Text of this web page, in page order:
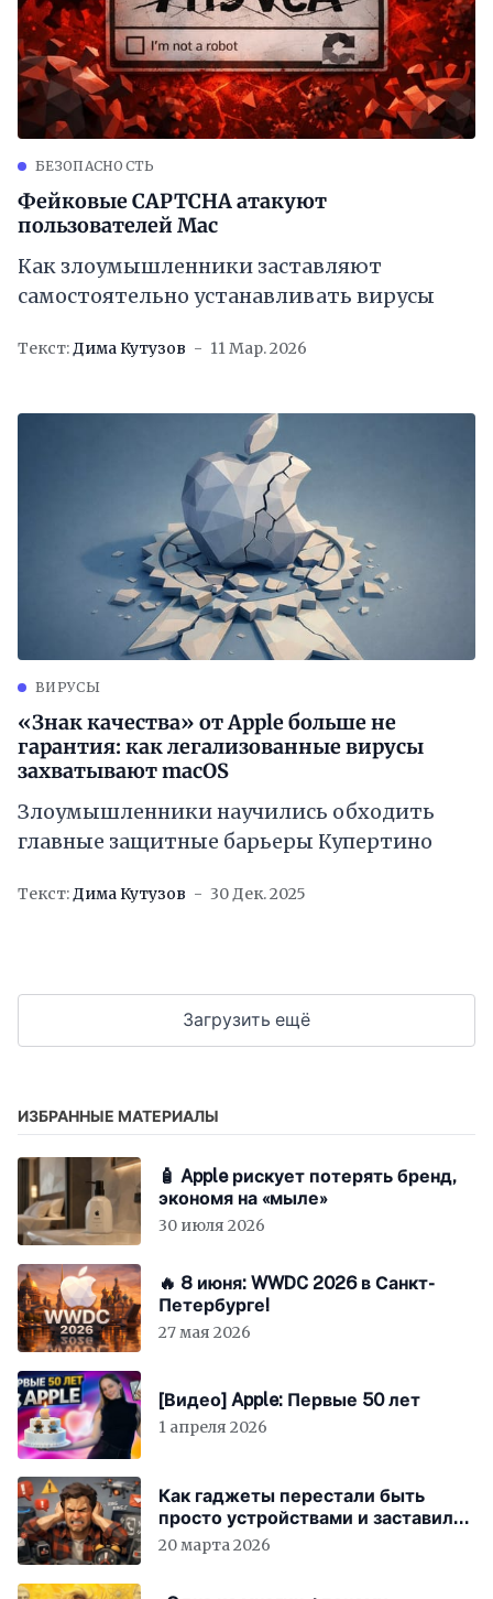
БЕЗОПАСНОСТЬ
Фейковые CAPTCHA атакуют
пользователей Mac
Как злоумышленники заставляют
самостоятельно устанавливать вирусы
Текст:Дима Кутузов 11 Мар. 2026
ВИРУСЫ
«Знак качества» от Apple больше не
гарантия: как легализованные вирусы
захватывают macOS
Злоумышленники научились обходить
главные защитные барьеры Купертино
Текст:Дима Кутузов 30 Дек. 2025
Загрузить ещё
ИЗБРАННЫЕ МАТЕРИАЛЫ
🧴 Apple рискует потерять бренд,
экономя на «мыле»
30 июля 2026
🔥 8 июня: WWDC 2026 в Санкт-
Петербурге!
27 мая 2026
[Видео] Apple: Первые 50 лет
1 апреля 2026
Как гаджеты перестали быть
просто устройствами и заставили
вас бесплатно работать
20 марта 2026